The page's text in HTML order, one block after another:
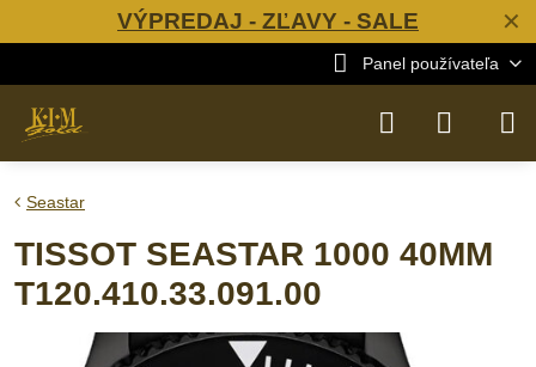
✕
VÝPREDAJ - ZĽAVY - SALE
Panel používateľa
Seastar
TISSOT SEASTAR 1000 40MM
T120.410.33.091.00